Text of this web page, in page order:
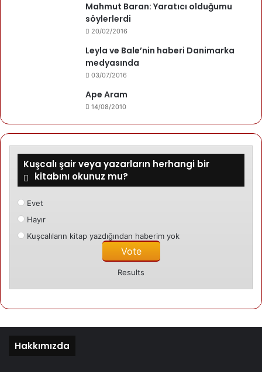
Mahmut Baran: Yaratıcı olduğumu
söylerlerdi
20/02/2016
Leyla ve Bale’nin haberi Danimarka
medyasında
03/07/2016
Ape Aram
14/08/2010
Kuşcalı şair veya yazarların herhangi bir
kitabını okunuz mu?
Evet
Hayır
Kuşcalıların kitap yazdığından haberim yok
Results
Hakkımızda